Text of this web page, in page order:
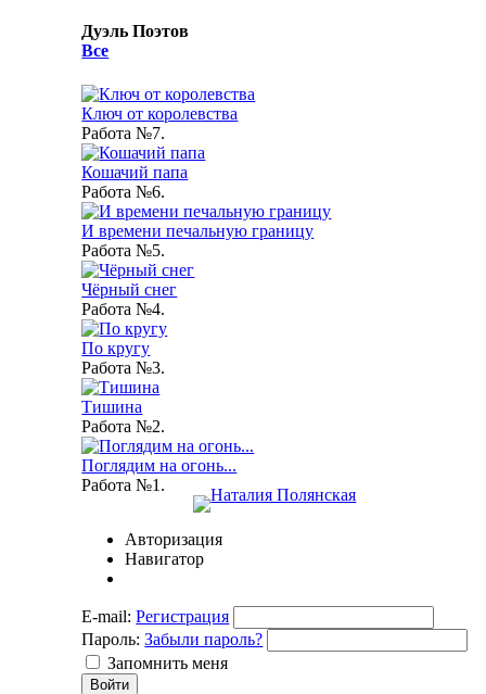
Дуэль Поэтов
Все
Ключ от королевства
Работа №7.
Кошачий папа
Работа №6.
И времени печальную границу
Работа №5.
Чёрный снег
Работа №4.
По кругу
Работа №3.
Тишина
Работа №2.
Поглядим на огонь...
Работа №1.
Авторизация
Навигатор
E-mail: Регистрация
Пароль: Забыли пароль?
Запомнить меня